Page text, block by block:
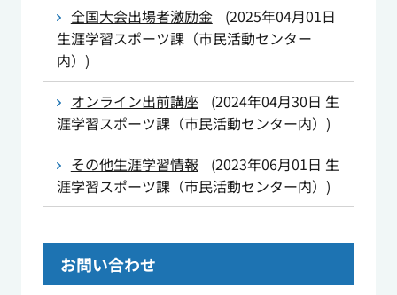
全国大会出場者激励金
(2025年04月01日
生涯学習スポーツ課（市民活動センター
内） )
オンライン出前講座
(2024年04月30日 生
涯学習スポーツ課（市民活動センター内） )
その他生涯学習情報
(2023年06月01日 生
涯学習スポーツ課（市民活動センター内） )
お問い合わせ